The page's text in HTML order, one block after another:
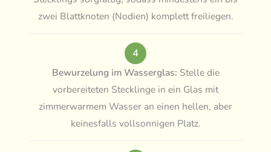
zwei Blattknoten (Nodien) komplett freiliegen.
4
Bewurzelung im Wasserglas: Stelle die
vorbereiteten Stecklinge in ein Glas mit
zimmerwarmem Wasser an einen hellen, aber
keinesfalls vollsonnigen Platz.